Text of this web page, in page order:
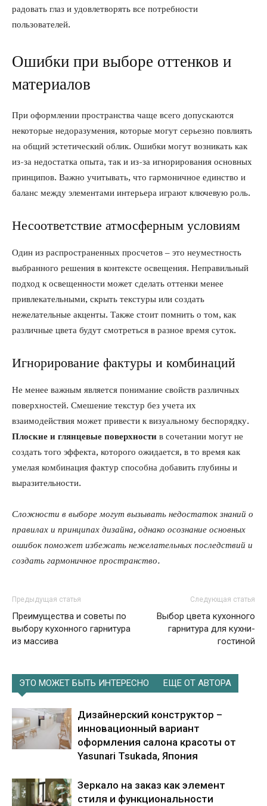
радовать глаз и удовлетворять все потребности
пользователей.
Ошибки при выборе оттенков и
материалов
При оформлении пространства чаще всего допускаются
некоторые недоразумения, которые могут серьезно повлиять
на общий эстетический облик. Ошибки могут возникать как
из-за недостатка опыта, так и из-за игнорирования основных
принципов. Важно учитывать, что гармоничное единство и
баланс между элементами интерьера играют ключевую роль.
Несоответствие атмосферным условиям
Один из распространенных просчетов – это неуместность
выбранного решения в контексте освещения. Неправильный
подход к освещенности может сделать оттенки менее
привлекательными, скрыть текстуры или создать
нежелательные акценты. Также стоит помнить о том, как
различные цвета будут смотреться в разное время суток.
Игнорирование фактуры и комбинаций
Не менее важным является понимание свойств различных
поверхностей. Смешение текстур без учета их
взаимодействия может привести к визуальному беспорядку.
Плоские и глянцевые поверхности в сочетании могут не
создать того эффекта, которого ожидается, в то время как
умелая комбинация фактур способна добавить глубины и
выразительности.
Сложности в выборе могут вызывать недостаток знаний о
правилах и принципах дизайна, однако осознание основных
ошибок поможет избежать нежелательных последствий и
создать гармоничное пространство.
Предыдущая статья
Преимущества и советы по
выбору кухонного гарнитура
из массива
Следующая статья
Выбор цвета кухонного
гарнитура для кухни-
гостиной
ЭТО МОЖЕТ БЫТЬ ИНТЕРЕСНО ЕЩЕ ОТ АВТОРА
Дизайнерский конструктор –
инновационный вариант
оформления салона красоты от
Yasunari Tsukada, Япония
Зеркало на заказ как элемент
стиля и функциональности